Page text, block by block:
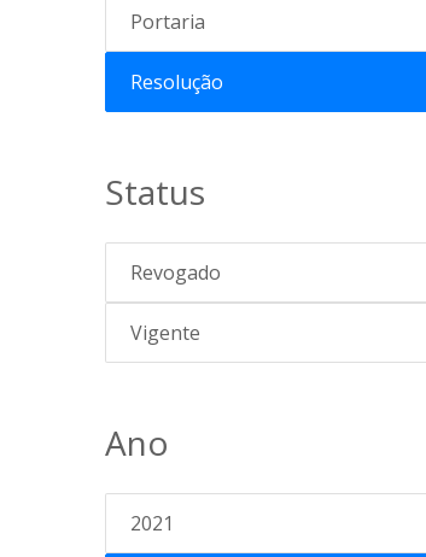
Portaria
Resolução
Status
Revogado
Vigente
Ano
2021